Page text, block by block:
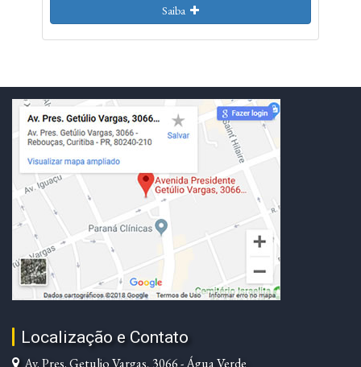
Saiba
Localização e Contato
Av. Pres. Getulio Vargas, 3066 - Água Verde